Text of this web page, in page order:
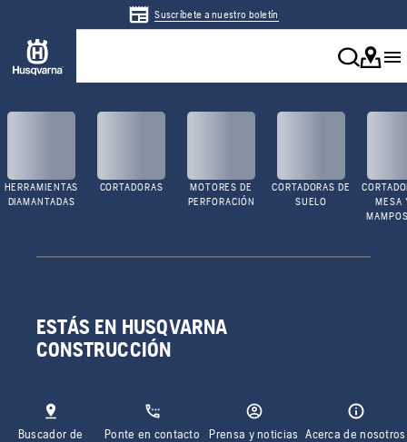
Suscríbete a nuestro boletín
HERRAMIENTAS
DIAMANTADAS
CORTADORAS
MOTORES DE
PERFORACIÓN
CORTADORAS DE
SUELO
MESA
ESTÁS EN HUSQVARNA
CONSTRUCCIÓN
Buscador de
Ponte en contacto
Prensa y noticias Acerca de nosotros